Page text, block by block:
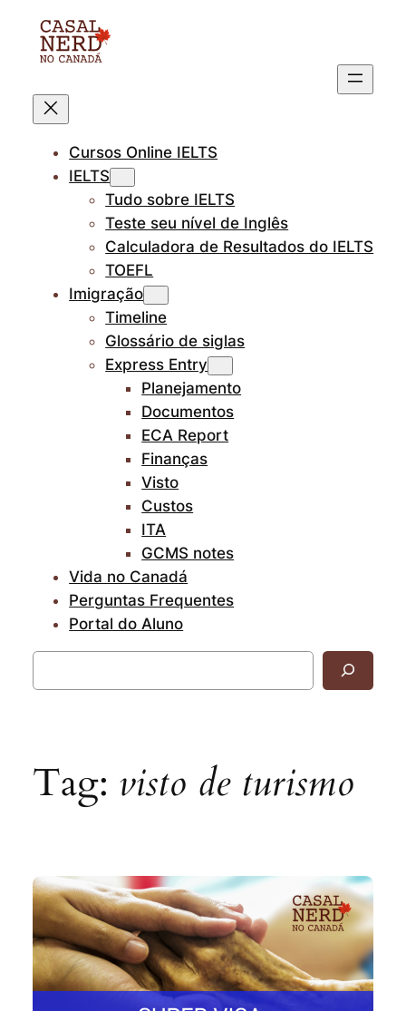
Cursos Online IELTS
IELTS
Tudo sobre IELTS
Teste seu nível de Inglês
Calculadora de Resultados do IELTS
TOEFL
Imigração
Timeline
Glossário de siglas
Express Entry
Planejamento
Documentos
ECA Report
Finanças
Visto
Custos
ITA
GCMS notes
Vida no Canadá
Perguntas Frequentes
Portal do Aluno
Pesquisar
Tag: visto de turismo